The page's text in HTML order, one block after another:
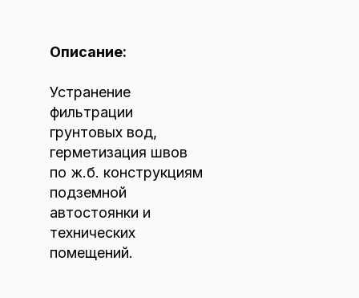
Описание:
Устранение
фильтрации
грунтовых вод,
герметизация швов
по ж.б. конструкциям
подземной
автостоянки и
технических
помещений.